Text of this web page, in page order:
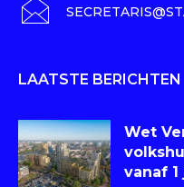
LAATSTE BERICHTEN
Wet
vanaf 1